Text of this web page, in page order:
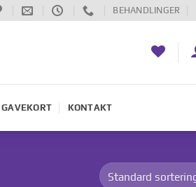
BEHANDLINGER
KONTAKT